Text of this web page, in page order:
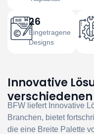
26
Eingetragene
Designs
Innovative
BFW liefert Innovative
Branchen, bietet
die eine Breite Palette